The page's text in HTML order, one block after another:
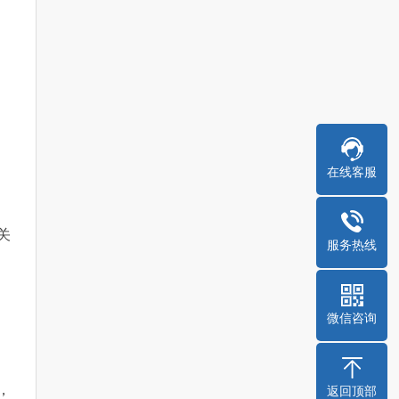
在线客服
服务热线
微信咨询
返回顶部